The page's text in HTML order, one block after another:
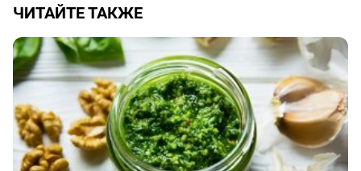
ЧИТАЙТЕ ТАКЖЕ